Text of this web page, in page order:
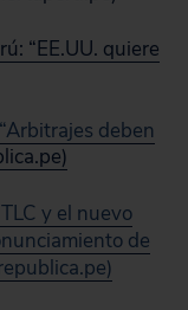
“EE.UU. quiere
“Arbitrajes deben
TLC y el nuevo
de